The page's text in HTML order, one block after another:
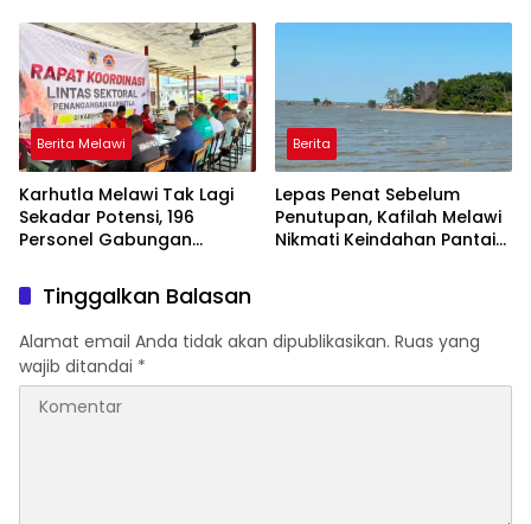
Tingkatkan Kewaspadaan
Berita Melawi
Karhutla Melawi Tak Lagi
Sekadar Potensi, 196
Personel Gabungan
Berita
Lepas Penat Sebelum
Penutupan, Kafilah Melawi
Nikmati Keindahan Pantai
Tinggalkan Balasan
Alamat email Anda tidak akan dipublikasikan. Ruas yang
wajib ditandai *